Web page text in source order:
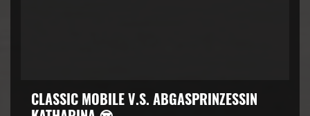
CLASSIC MOBILE V.S. ABGASPRINZESSIN